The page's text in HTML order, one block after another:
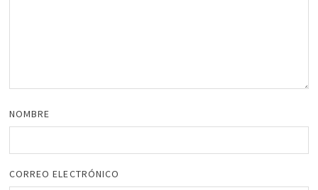
NOMBRE
CORREO ELECTRÓNICO